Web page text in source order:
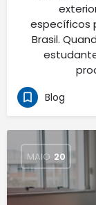
específicos
Brasil.
Blog
MAIO 20